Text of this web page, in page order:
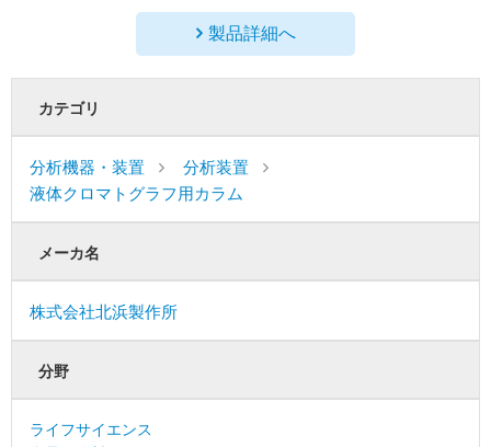
製品詳細へ
カテゴリ
分析機器・装置
分析装置
液体クロマトグラフ用カラム
メーカ名
株式会社北浜製作所
分野
ライフサイエンス